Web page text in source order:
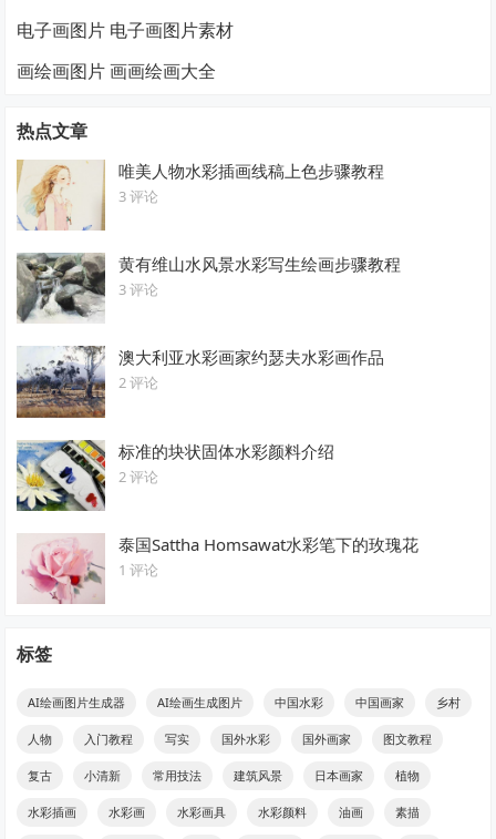
电子画图片 电子画图片素材
画绘画图片 画画绘画大全
热点文章
唯美人物水彩插画线稿上色步骤教程
3 评论
黄有维山水风景水彩写生绘画步骤教程
3 评论
澳大利亚水彩画家约瑟夫水彩画作品
2 评论
标准的块状固体水彩颜料介绍
2 评论
泰国Sattha Homsawat水彩笔下的玫瑰花
1 评论
标签
AI绘画图片生成器 AI绘画生成图片 中国水彩 中国画家 乡村
人物 入门教程 写实 国外水彩 国外画家 图文教程
复古 小清新 常用技法 建筑风景 日本画家 植物
水彩插画 水彩画 水彩画具 水彩颜料 油画 素描